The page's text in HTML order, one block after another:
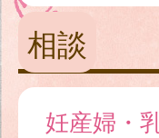
相談
妊産婦・